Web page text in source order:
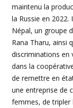
maintenu la
la Russie en
Népal, un groupe
Rana Tharu, ainsi
discriminations en
dans la
de remettre en
une entreprise de
femmes, de tripler